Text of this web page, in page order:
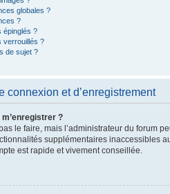
globales ?
?
épinglés ?
verrouillés ?
de sujet ?
connexion et d’enregistrement
?
le faire, mais l’administrateur du forum
supplémentaires inaccessibles
est rapide et vivement conseillée.